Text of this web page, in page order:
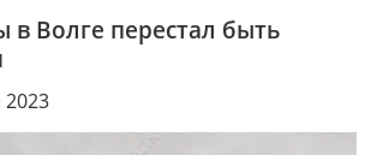
в Волге перестал быть
2023